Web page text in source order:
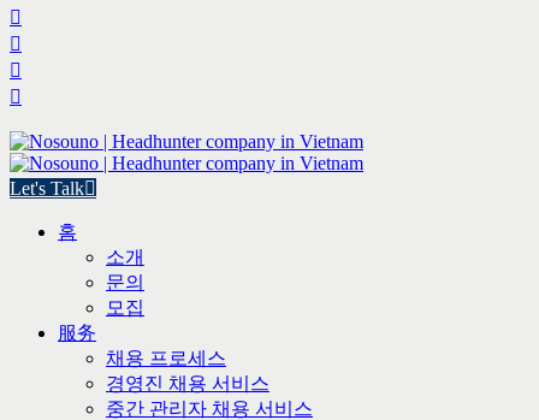
Let's Talk
홈
소개
문의
모집
服务
채용 프로세스
경영진 채용 서비스
중간 관리자 채용 서비스